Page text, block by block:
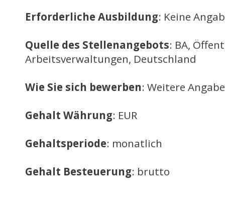
Erforderliche Ausbildung: Keine
Quelle des Stellenangebots: BA,
Arbeitsverwaltungen, Deutschland
Wie Sie sich bewerben: Weitere
Gehalt Währung: EUR
Gehaltsperiode: monatlich
Gehalt Besteuerung: brutto